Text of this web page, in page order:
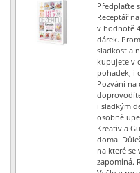
Předplaťte
Receptář
v hodnotě
dárek.
sladkost a
kupujete v
pohadek, i
Pozvání na
i sladkým
osobně
Kreativ a
doma.
na které se
zapomíná.